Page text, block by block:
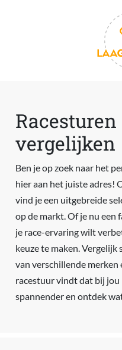
Racesturen
vergelijken
Ben je op zoek naar het
hier aan het juiste adres!
vind je een uitgebreide
op de markt. Of je nu een
je race-ervaring wilt
keuze te maken.
van verschillende
racestuur vindt dat bij jou
spannender en ontdek